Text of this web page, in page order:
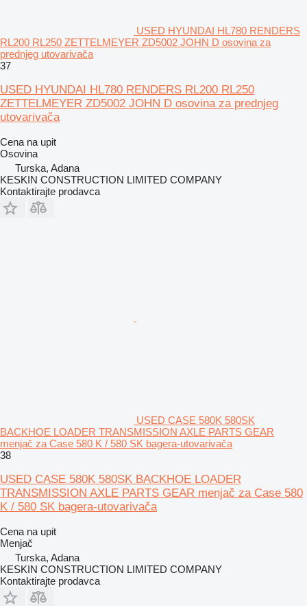
USED HYUNDAI HL780 RENDERS
RL200 RL250 ZETTELMEYER ZD5002 JOHN D osovina za
prednjeg utovarivača
37
USED HYUNDAI HL780 RENDERS RL200 RL250
ZETTELMEYER ZD5002 JOHN D osovina za prednjeg
utovarivača
Cena na upit
Osovina
Turska, Adana
KESKIN CONSTRUCTION LIMITED COMPANY
Kontaktirajte prodavca
USED CASE 580K 580SK
BACKHOE LOADER TRANSMISSION AXLE PARTS GEAR
menjač za Case 580 K / 580 SK bagerа-utovarivačа
38
USED CASE 580K 580SK BACKHOE LOADER
TRANSMISSION AXLE PARTS GEAR menjač za Case 580
K / 580 SK bagera-utovarivača
Cena na upit
Menjač
Turska, Adana
KESKIN CONSTRUCTION LIMITED COMPANY
Kontaktirajte prodavca